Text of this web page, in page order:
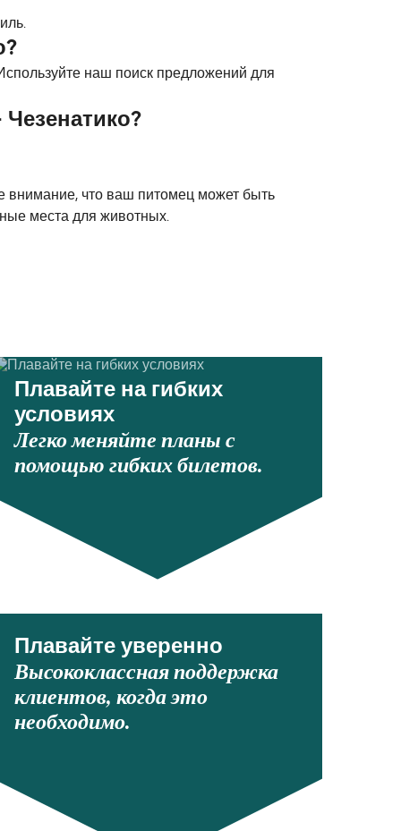
наш поиск предложений для
что ваш питомец может быть
места для животных.
Плавайте на гибких
условиях
Легко меняйте планы с
помощью гибких билетов.
Плавайте уверенно
Высококлассная поддержка
клиентов, когда это
необходимо.